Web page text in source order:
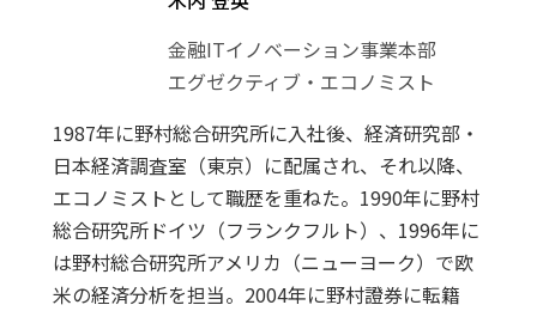
金融ITイノベーション事業本部
エグゼクティブ・エコノミスト
1987年に野村総合研究所に入社後、経済研究部・
日本経済調査室（東京）に配属され、それ以降、
エコノミストとして職歴を重ねた。1990年に野村
総合研究所ドイツ（フランクフルト）、1996年に
は野村総合研究所アメリカ（ニューヨーク）で欧
米の経済分析を担当。2004年に野村證券に転籍